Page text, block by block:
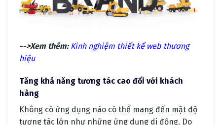
-->Xem thêm: Kinh nghiệm thiết kế web thương
hiệu
Tăng khả năng tương tác cao đối với khách
hàng
Không có ứng dụng nào có thể mang đến mật độ
tương tác lớn như những ứng dụng di động. Do